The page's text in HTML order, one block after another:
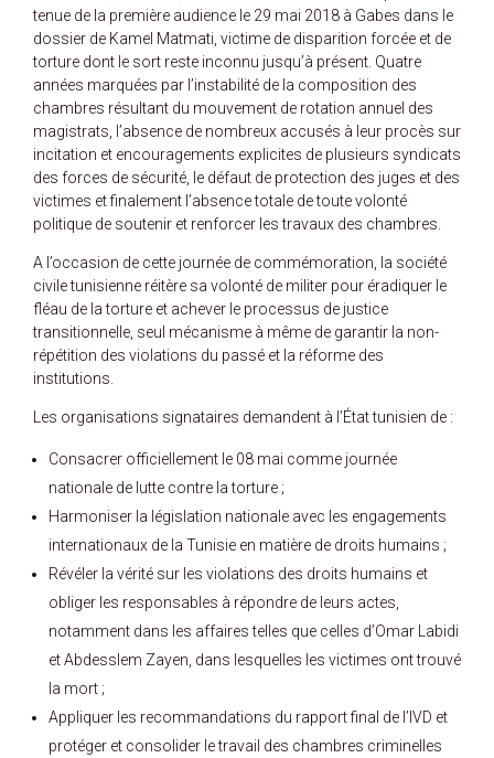
tenue de la première audience le 29 mai 2018 à Gabes dans le
dossier de Kamel Matmati, victime de disparition forcée et de
torture dont le sort reste inconnu jusqu’à présent. Quatre
années marquées par l’instabilité de la composition des
chambres résultant du mouvement de rotation annuel des
magistrats, l’absence de nombreux accusés à leur procès sur
incitation et encouragements explicites de plusieurs syndicats
des forces de sécurité, le défaut de protection des juges et des
victimes et finalement l’absence totale de toute volonté
politique de soutenir et renforcer les travaux des chambres.
A l’occasion de cette journée de commémoration, la société
civile tunisienne réitère sa volonté de militer pour éradiquer le
fléau de la torture et achever le processus de justice
transitionnelle, seul mécanisme à même de garantir la non-
répétition des violations du passé et la réforme des
institutions.
Les organisations signataires demandent à l’État tunisien de :
Consacrer officiellement le 08 mai comme journée
nationale de lutte contre la torture ;
Harmoniser la législation nationale avec les engagements
internationaux de la Tunisie en matière de droits humains ;
Révéler la vérité sur les violations des droits humains et
obliger les responsables à répondre de leurs actes,
notamment dans les affaires telles que celles d’Omar Labidi
et Abdesslem Zayen, dans lesquelles les victimes ont trouvé
la mort ;
Appliquer les recommandations du rapport final de l’IVD et
protéger et consolider le travail des chambres criminelles